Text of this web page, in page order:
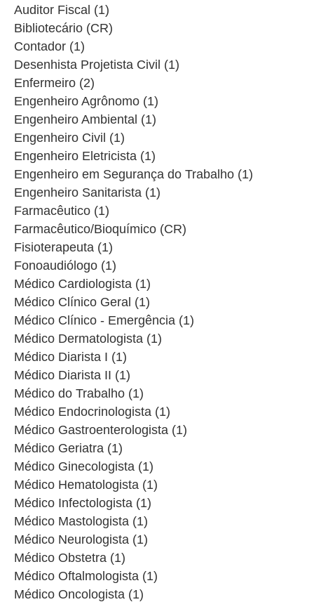
Auditor Fiscal (1)
Bibliotecário (CR)
Contador (1)
Desenhista Projetista Civil (1)
Enfermeiro (2)
Engenheiro Agrônomo (1)
Engenheiro Ambiental (1)
Engenheiro Civil (1)
Engenheiro Eletricista (1)
Engenheiro em Segurança do Trabalho (1)
Engenheiro Sanitarista (1)
Farmacêutico (1)
Farmacêutico/Bioquímico (CR)
Fisioterapeuta (1)
Fonoaudiólogo (1)
Médico Cardiologista (1)
Médico Clínico Geral (1)
Médico Clínico - Emergência (1)
Médico Dermatologista (1)
Médico Diarista I (1)
Médico Diarista II (1)
Médico do Trabalho (1)
Médico Endocrinologista (1)
Médico Gastroenterologista (1)
Médico Geriatra (1)
Médico Ginecologista (1)
Médico Hematologista (1)
Médico Infectologista (1)
Médico Mastologista (1)
Médico Neurologista (1)
Médico Obstetra (1)
Médico Oftalmologista (1)
Médico Oncologista (1)